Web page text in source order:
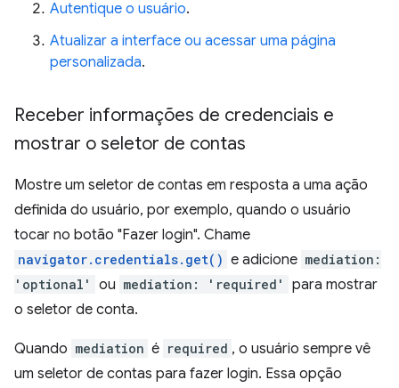
Autentique o usuário.
Atualizar a interface ou acessar uma página
personalizada.
Receber informações de credenciais e
mostrar o seletor de contas
Mostre um seletor de contas em resposta a uma ação
definida do usuário, por exemplo, quando o usuário
tocar no botão "Fazer login". Chame
navigator.credentials.get() e adicione mediation:
'optional'
ou mediation: 'required'
para mostrar
o seletor de conta.
Quando mediation é required , o usuário sempre vê
um seletor de contas para fazer login. Essa opção